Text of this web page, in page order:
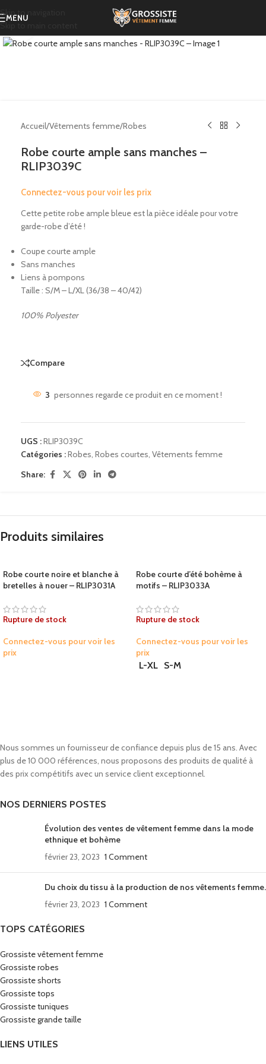
Skip to navigation
Skip to main content
MENU
Accueil/Vêtements femme/Robes
Robe courte ample sans manches –
RLIP3039C
Connectez-vous pour voir les prix
Cette petite robe ample bleue est la pièce idéale pour votre
garde-robe d’été !
Coupe courte ample
Sans manches
Liens à pompons
Taille : S/M – L/XL (36/38 – 40/42)
100% Polyester
Compare
3 personnes regarde ce produit en ce moment !
UGS :RLIP3039C
Catégories :Robes Robes courtes Vêtements femme
Share:
Produits similaires
Robe courte noire et blanche à
bretelles à nouer – RLIP3031A
Rupture de stock
Connectez-vous pour voir les
prix
Robe courte d’été bohème à
motifs – RLIP3033A
Rupture de stock
Connectez-vous pour voir les
prix
L-XL S-M
Nous sommes un fournisseur de confiance depuis plus de 15 ans. Avec
plus de 10 000 références, nous proposons des produits de qualité à
des prix compétitifs avec un service client exceptionnel.
NOS DERNIERS POSTES
Évolution des ventes de vêtement femme dans la mode
ethnique et bohème
février 23, 2023 1 Comment
Du choix du tissu à la production de nos vêtements femme.
février 23, 2023 1 Comment
TOPS CATÉGORIES
Grossiste vêtement femme
Grossiste robes
Grossiste shorts
Grossiste tops
Grossiste tuniques
Grossiste grande taille
LIENS UTILES